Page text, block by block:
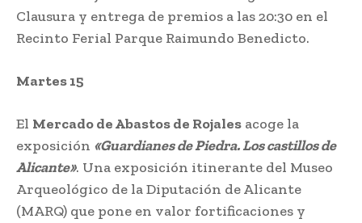
Clausura y entrega de premios a las 20:30 en el
Recinto Ferial Parque Raimundo Benedicto.
Martes 15
El Mercado de Abastos de Rojales acoge la
exposición «Guardianes de Piedra. Los castillos de
Alicante». Una exposición itinerante del Museo
Arqueológico de la Diputación de Alicante
(MARQ) que pone en valor fortificaciones y